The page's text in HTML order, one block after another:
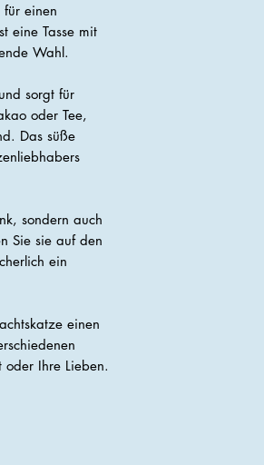
für einen
eine Tasse mit
Wahl.
sorgt für
oder Tee,
Das süße
sondern auch
Sie sie auf den
ein
einen
oder Ihre Lieben.